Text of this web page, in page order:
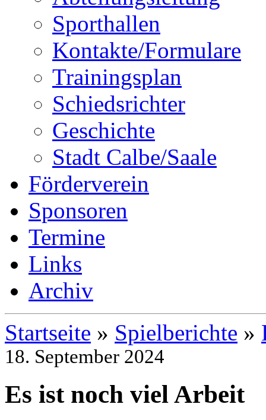
Sporthallen
Kontakte/Formulare
Trainingsplan
Schiedsrichter
Geschichte
Stadt Calbe/Saale
Förderverein
Sponsoren
Termine
Links
Archiv
Startseite » Spielberichte »
18. September 2024
Es ist noch viel Arbeit